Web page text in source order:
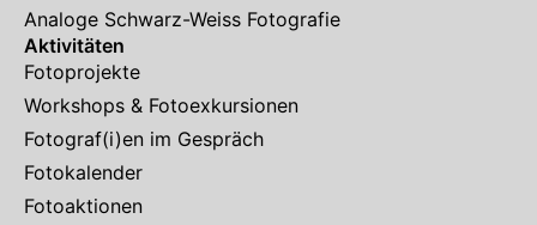
Analoge Schwarz-Weiss Fotografie
Aktivitäten
Fotoprojekte
Workshops & Fotoexkursionen
Fotograf(i)en im Gespräch
Fotokalender
Fotoaktionen